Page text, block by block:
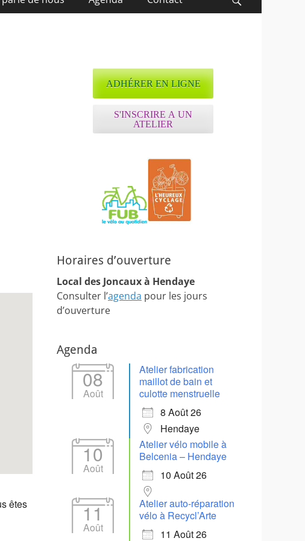
êtes
ADHÉRER EN LIGNE
S'INSCRIRE A UN
ATELIER
Horaires d’ouverture
Local des Joncaux à Hendaye
Consulter l’agenda pour les jours
d’ouverture
Agenda
08
Août
Atelier fabrication
maillot de bain et
culotte menstruelle
8 Août 26
Hendaye
10
Août
Atelier vélo mobile à
Belcenia – Hendaye
10 Août 26
11
Août
Atelier auto-réparation
vélo à Recycl’Arte
11 Août 26